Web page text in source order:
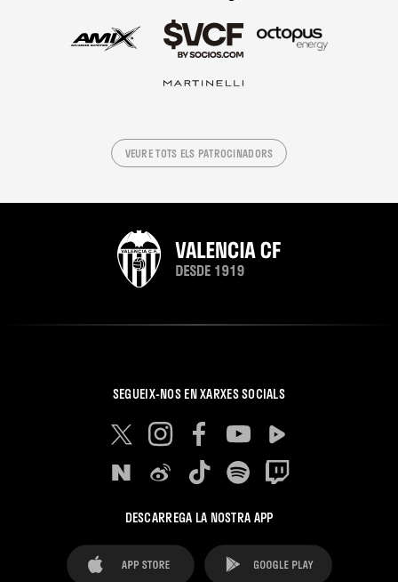
VEURE TOTS ELS PATROCINADORS
SEGUEIX-NOS EN XARXES SOCIALS
DESCARREGA LA NOSTRA APP